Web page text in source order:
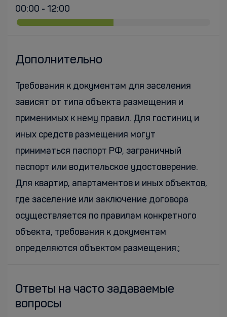
00:00 - 12:00
Дополнительно
Требования к документам для заселения
зависят от типа объекта размещения и
применимых к нему правил. Для гостиниц и
иных средств размещения могут
приниматься паспорт РФ, заграничный
паспорт или водительское удостоверение.
Для квартир, апартаментов и иных объектов,
где заселение или заключение договора
осуществляется по правилам конкретного
объекта, требования к документам
определяются объектом размещения.;
Ответы на часто задаваемые
вопросы